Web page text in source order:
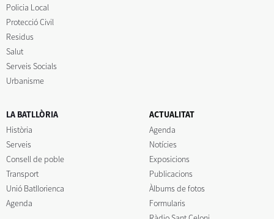
Policia Local
Protecció Civil
Residus
Salut
Serveis Socials
Urbanisme
LA BATLLÒRIA
Història
Serveis
Consell de poble
Transport
Unió Batllorienca
Agenda
ACTUALITAT
Agenda
Notícies
Exposicions
Publicacions
Àlbums de fotos
Formularis